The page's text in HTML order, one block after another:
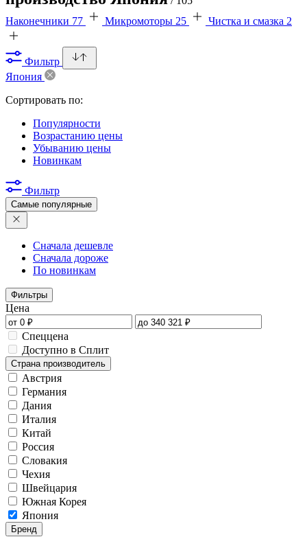
Наконечники 77 Микромоторы 25 Чистка и смазка 2
Фильтр
Япония
Сортировать по:
Популярности
Возрастанию цены
Убыванию цены
Новинкам
Фильтр
Самые популярные
Сначала дешевле
Сначала дороже
По новинкам
Фильтры
Цена
Спеццена
Доступно в Сплит
Страна производитель
Австрия
Германия
Дания
Италия
Китай
Россия
Словакия
Чехия
Швейцария
Южная Корея
Япония
Бренд